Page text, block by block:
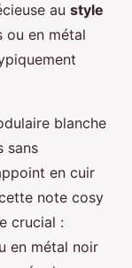
au style
ou en métal
blanche
sans
en cuir
note cosy
crucial :
en métal noir